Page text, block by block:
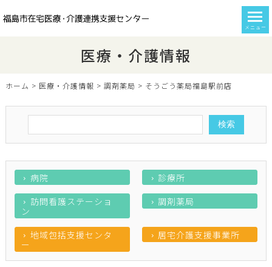
メニュー
医療・介護情報
ホーム > 医療・介護情報 > 調剤薬局 > そうごう薬局福島駅前店
病院
診療所
訪問看護ステーショ
ン
調剤薬局
地域包括支援センタ
ー
居宅介護支援事業所